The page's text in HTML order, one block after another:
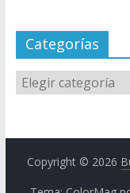
Categorías
Copyright © 2026